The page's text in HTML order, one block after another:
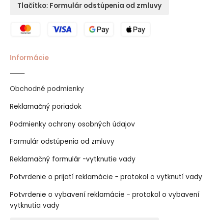
Tlačítko: Formulár odstúpenia od zmluvy
Informácie
Obchodné podmienky
Reklamačný poriadok
Podmienky ochrany osobných údajov
Formulár odstúpenia od zmluvy
Reklamačný formulár -vytknutie vady
Potvrdenie o prijatí reklamácie - protokol o vytknutí vady
Potvrdenie o vybavení reklamácie - protokol o vybavení
vytknutia vady